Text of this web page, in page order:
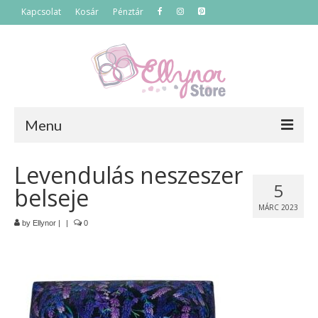
Kapcsolat Kosár Pénztár
Menu
Termékek
Szettek
Táskák
Neszeszerek
5
MÁRC 2023
Levendulás neszeszer
belseje
by Ellynor | | 0